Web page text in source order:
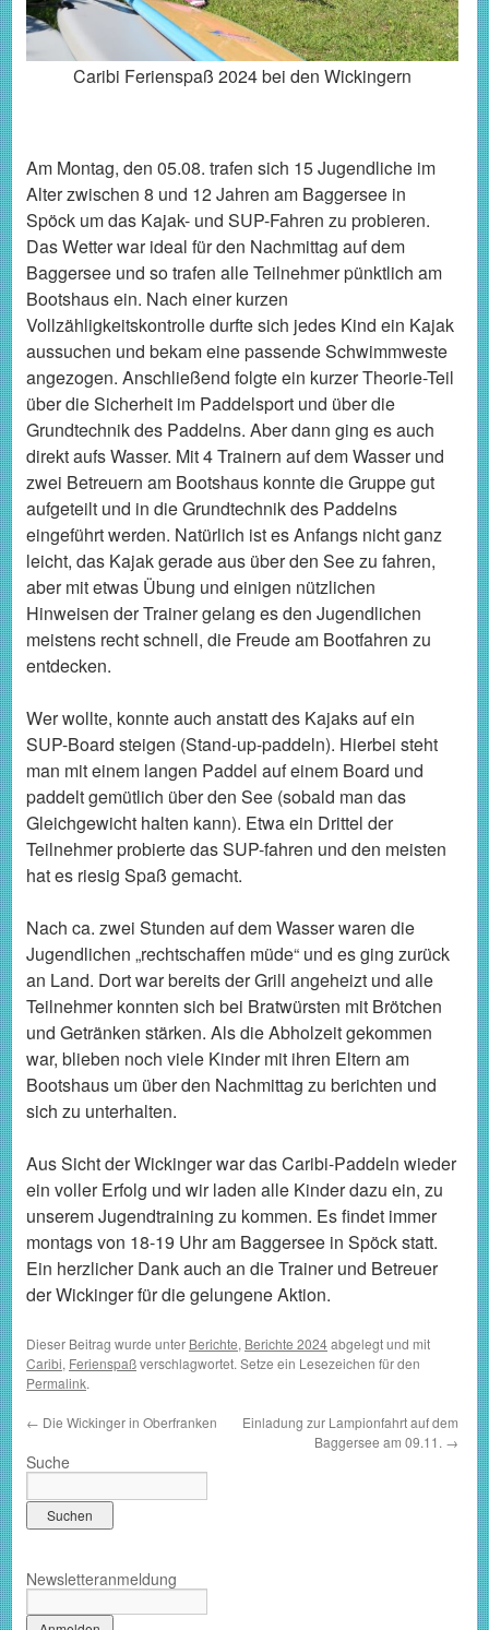
Caribi Ferienspaß 2024 bei den Wickingern
Am Montag, den 05.08. trafen sich 15 Jugendliche im
Alter zwischen 8 und 12 Jahren am Baggersee in
Spöck um das Kajak- und SUP-Fahren zu probieren.
Das Wetter war ideal für den Nachmittag auf dem
Baggersee und so trafen alle Teilnehmer pünktlich am
Bootshaus ein. Nach einer kurzen
Vollzähligkeitskontrolle durfte sich jedes Kind ein Kajak
aussuchen und bekam eine passende Schwimmweste
angezogen. Anschließend folgte ein kurzer Theorie-Teil
über die Sicherheit im Paddelsport und über die
Grundtechnik des Paddelns. Aber dann ging es auch
direkt aufs Wasser. Mit 4 Trainern auf dem Wasser und
zwei Betreuern am Bootshaus konnte die Gruppe gut
aufgeteilt und in die Grundtechnik des Paddelns
eingeführt werden. Natürlich ist es Anfangs nicht ganz
leicht, das Kajak gerade aus über den See zu fahren,
aber mit etwas Übung und einigen nützlichen
Hinweisen der Trainer gelang es den Jugendlichen
meistens recht schnell, die Freude am Bootfahren zu
entdecken.
Wer wollte, konnte auch anstatt des Kajaks auf ein
SUP-Board steigen (Stand-up-paddeln). Hierbei steht
man mit einem langen Paddel auf einem Board und
paddelt gemütlich über den See (sobald man das
Gleichgewicht halten kann). Etwa ein Drittel der
Teilnehmer probierte das SUP-fahren und den meisten
hat es riesig Spaß gemacht.
Nach ca. zwei Stunden auf dem Wasser waren die
Jugendlichen „rechtschaffen müde“ und es ging zurück
an Land. Dort war bereits der Grill angeheizt und alle
Teilnehmer konnten sich bei Bratwürsten mit Brötchen
und Getränken stärken. Als die Abholzeit gekommen
war, blieben noch viele Kinder mit ihren Eltern am
Bootshaus um über den Nachmittag zu berichten und
sich zu unterhalten.
Aus Sicht der Wickinger war das Caribi-Paddeln wieder
ein voller Erfolg und wir laden alle Kinder dazu ein, zu
unserem Jugendtraining zu kommen. Es findet immer
montags von 18-19 Uhr am Baggersee in Spöck statt.
Ein herzlicher Dank auch an die Trainer und Betreuer
der Wickinger für die gelungene Aktion.
Dieser Beitrag wurde unter Berichte, Berichte 2024abgelegt und mit
Caribi, Ferienspaßverschlagwortet. Setze ein Lesezeichen für den
Permalink.
← Die Wickinger in Oberfranken
Einladung zur Lampionfahrt auf dem
Baggersee am 09.11. →
Suche
Newsletteranmeldung